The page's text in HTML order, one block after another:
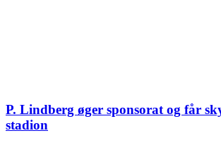
P. Lindberg øger sponsorat og får
stadion